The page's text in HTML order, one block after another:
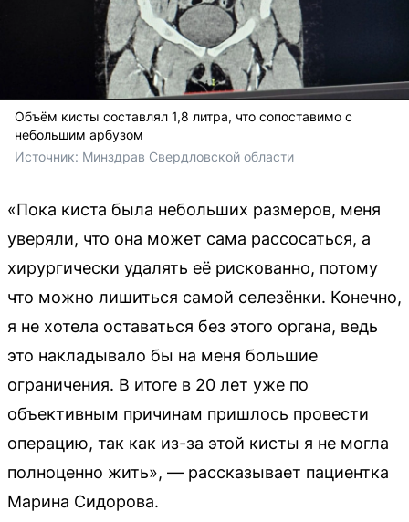
Объём кисты составлял 1,8 литра, что сопоставимо с
небольшим арбузом
Источник: Минздрав Свердловской области
«Пока киста была небольших размеров, меня
уверяли, что она может сама рассосаться, а
хирургически удалять её рискованно, потому
что можно лишиться самой селезёнки. Конечно,
я не хотела оставаться без этого органа, ведь
это накладывало бы на меня большие
ограничения. В итоге в 20 лет уже по
объективным причинам пришлось провести
операцию, так как из-за этой кисты я не могла
полноценно жить», — рассказывает пациентка
Марина Сидорова.